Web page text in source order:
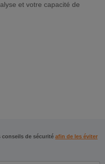
et votre capacité de
conseils de sécurité afin de les éviter